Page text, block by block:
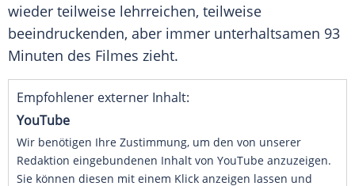
wieder teilweise lehrreichen, teilweise
beeindruckenden, aber immer unterhaltsamen 93
Minuten des Filmes zieht.
Empfohlener externer Inhalt:
YouTube
Wir benötigen Ihre Zustimmung, um den von unserer
Redaktion eingebundenen Inhalt von YouTube anzuzeigen.
Sie können diesen mit einem Klick anzeigen lassen und